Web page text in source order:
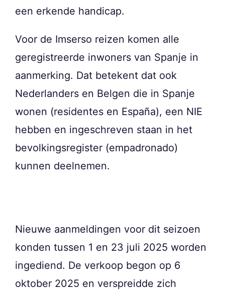
een erkende handicap.
Voor de Imserso reizen komen alle
geregistreerde inwoners van Spanje in
aanmerking. Dat betekent dat ook
Nederlanders en Belgen die in Spanje
wonen (residentes en España), een NIE
hebben en ingeschreven staan in het
bevolkingsregister (empadronado)
kunnen deelnemen.
Nieuwe aanmeldingen voor dit seizoen
konden tussen 1 en 23 juli 2025 worden
ingediend. De verkoop begon op 6
oktober 2025 en verspreidde zich